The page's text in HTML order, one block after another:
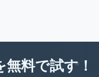
料で試す！